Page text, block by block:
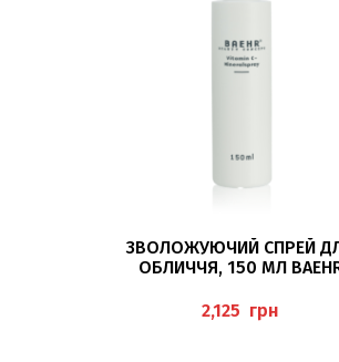
ДОДАТИ В КОШИК
ЗВОЛОЖУЮЧИЙ СПРЕЙ
ОБЛИЧЧЯ, 150 МЛ
грн